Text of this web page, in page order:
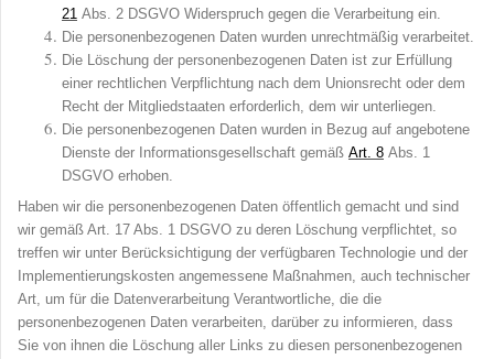
21 Abs. 2 DSGVO Widerspruch gegen die Verarbeitung ein.
Die personenbezogenen Daten wurden unrechtmäßig verarbeitet.
Die Löschung der personenbezogenen Daten ist zur Erfüllung
einer rechtlichen Verpflichtung nach dem Unionsrecht oder dem
Recht der Mitgliedstaaten erforderlich, dem wir unterliegen.
Die personenbezogenen Daten wurden in Bezug auf angebotene
Dienste der Informationsgesellschaft gemäß Art 8 Abs . 1
DSGVO erhoben.
Haben wir die personenbezogenen Daten öffentlich gemacht und sind
wir gemäß Art. 17 Abs. 1 DSGVO zu deren Löschung verpflichtet, so
treffen wir unter Berücksichtigung der verfügbaren Technologie und der
Implementierungskosten angemessene Maßnahmen, auch technischer
Art, um für die Datenverarbeitung Verantwortliche, die die
personenbezogenen Daten verarbeiten, darüber zu informieren, dass
Sie von ihnen die Löschung aller Links zu diesen personenbezogenen